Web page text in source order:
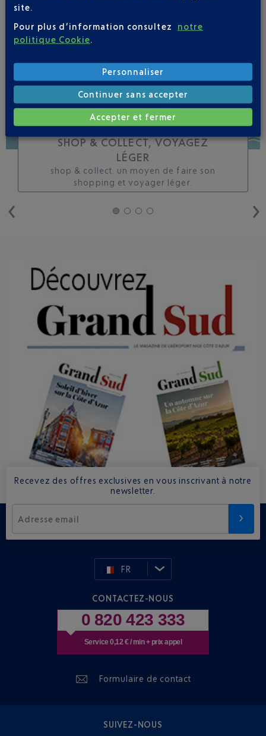
SHOP & COLLECT, VOYAGEZ
LÉGER
shop & collect. un moyen de faire son
shopping et voyager léger.
Recevez des offres exclusives en vous inscrivant à notre
newsletter.
Adresse email
FR
CONTACTEZ-NOUS
0 820 423 333
Service 0,12 € / min + prix appel
Formulaire de contact
SUIVEZ-NOUS
site.
Pour plus d’information consultez
notre
politique Cookie
Personnaliser
Continuer sans accepter
Accepter et fermer